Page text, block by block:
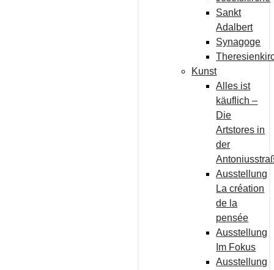
Sankt
Adalbert
Synagoge
Kunst
Alles ist
käuflich –
Die
Artstores in
der
Ausstellung
La création
de la
pensée
Ausstellung
Im Fokus
Ausstellung